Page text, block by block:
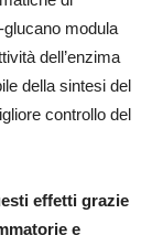
glucano modula
dell’enzima
della sintesi del
controllo del
effetti grazie
e